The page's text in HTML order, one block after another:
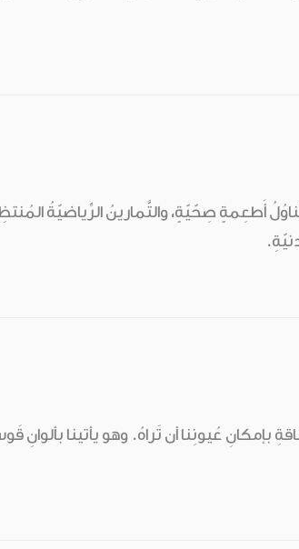
أَطعِمةٍ صِحّيّةٍ، والتَّمارينُ الرِّياضيّةُ
عُيونِنا أن تَراهُ. وهو يأتينا بألوانِ